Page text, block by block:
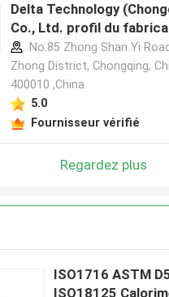
Delta Technology
Co., Ltd. profil du
No.85 Zhong Shan Yi
Zhong District, Chongqing,
400010 ,China
5.0
Fournisseur vérifié
Regardez plus
ISO1716 ASTM
ISO18125